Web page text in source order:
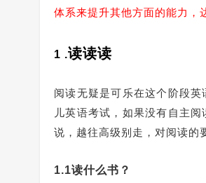
体系来提升其他方面的能力，
1 .读读读
阅读无疑是可乐在这个阶段
儿英语考试，如果没有自主
说，越往高级别走，对阅读的
1.1读什么书？